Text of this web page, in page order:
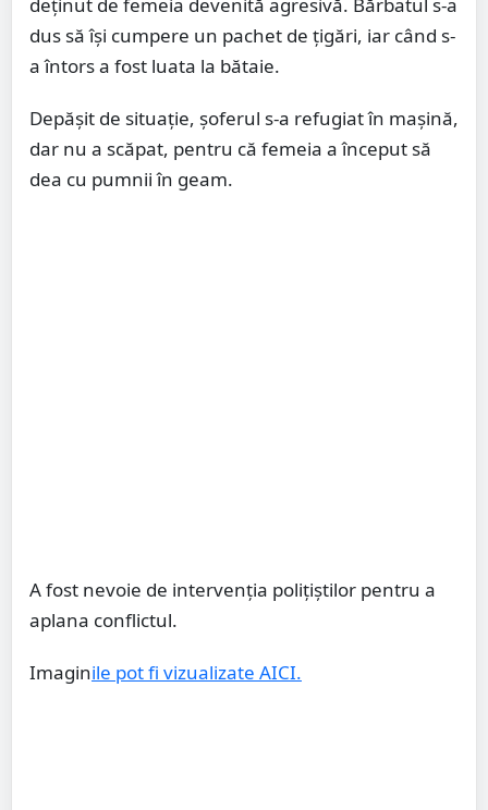
deținut de femeia devenită agresivă. Bărbatul s-a
dus să își cumpere un pachet de țigări, iar când s-
a întors a fost luata la bătaie.
Depășit de situație, șoferul s-a refugiat în mașină,
dar nu a scăpat, pentru că femeia a început să
dea cu pumnii în geam.
A fost nevoie de intervenția polițiștilor pentru a
aplana conflictul.
Imaginile pot fi vizualizate AICI.